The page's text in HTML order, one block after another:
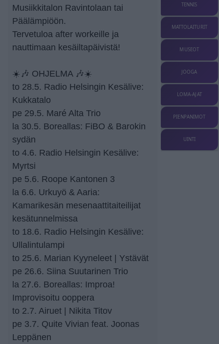
Musiikkitalon Ravintolaan tai
Päälämpiöön.
Tervetuloa after workeille ja
nauttimaan kesäiltapäivistä!
☀️🎶 OHJELMA 🎶☀️
to 28.5. Radio Helsingin Kesälive:
Kukkatalo
pe 29.5. Maré Alta Trio
la 30.5. Boreallas: FiBO & Barokin
sydän
to 4.6. Radio Helsingin Kesälive:
Myrtsi
pe 5.6. Roope Kantonen 3
la 6.6. Urkuyö & Aaria:
Kamarikesän mesenaattitaiteilijat
kesätunnelmissa
to 18.6. Radio Helsingin Kesälive:
Ullalintulampi
to 25.6. Marian Kyyneleet | Ystävät
pe 26.6. Siina Suutarinen Trio
la 27.6. Boreallas: Improa!
Improvisoitu ooppera
to 2.7. Airuet | Nikita Titov
pe 3.7. Quite Vivian feat. Joonas
Leppänen
TENNIS
MATTOLAITURIT
MUSEOT
JOOGA
LOMA-AJAT
PIENPANIMOT
UINTI